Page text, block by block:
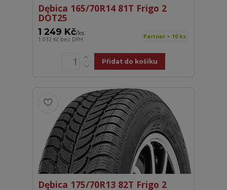
Dębica 165/70R14 81T Frigo 2
DOT25
1 249 Kč/ks
1 032 Kč bez DPH Partner > 10 ks
Přidat do košíku
Dębica 175/70R13 82T Frigo 2